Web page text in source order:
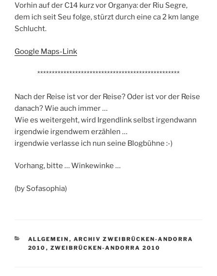
Vorhin auf der C14 kurz vor Organya: der Riu Segre,
dem ich seit Seu folge, stürzt durch eine ca 2 km lange
Schlucht.
Google Maps-Link
*************************************************
Nach der Reise ist vor der Reise? Oder ist vor der Reise
danach? Wie auch immer …
Wie es weitergeht, wird Irgendlink selbst irgendwann
irgendwie irgendwem erzählen …
irgendwie verlasse ich nun seine Blogbühne :-)
Vorhang, bitte … Winkewinke …
(by Sofasophia)
KATEGORIEN
ALLGEMEIN , ARCHIV ZWEIBRÜCKEN-ANDORRA
2010 , ZWEIBRÜCKEN-ANDORRA 2010